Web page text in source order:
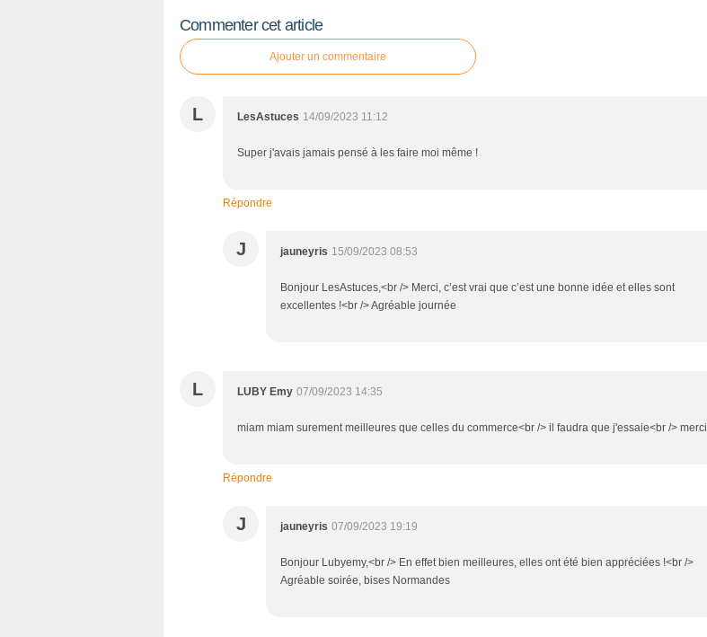
Commenter cet article
Ajouter un commentaire
L LesAstuces 14/09/2023 11:12
Super j'avais jamais pensé à les faire moi même !
Répondre
J jauneyris 15/09/2023 08:53
Bonjour LesAstuces,<br /> Merci, c’est vrai que c’est une bonne idée et elles sont
excellentes !<br /> Agréable journée
L LUBY Emy 07/09/2023 14:35
miam miam surement meilleures que celles du commerce<br /> il faudra que j'essaie<br /> merci
Répondre
J jauneyris 07/09/2023 19:19
Bonjour Lubyemy,<br /> En effet bien meilleures, elles ont été bien appréciées !<br />
Agréable soirée, bises Normandes